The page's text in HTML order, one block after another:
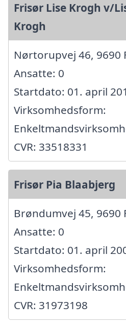
Frisør Lise Krogh v/
Krogh
Nørtorupvej 46, 9690
Ansatte: 0
Startdato: 01. april
Virksomhedsform:
CVR: 33518331
Frisør Pia Blaabjerg
Brøndumvej 45, 9690
Ansatte: 0
Startdato: 01. april
Virksomhedsform:
CVR: 31973198